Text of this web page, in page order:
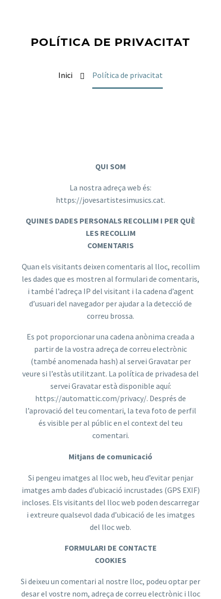
POLÍTICA DE PRIVACITAT
Inici Política de privacitat
QUI SOM
La nostra adreça web és:
https://jovesartistesimusics.cat.
QUINES DADES PERSONALS RECOLLIM I PER QUÈ
LES RECOLLIM
COMENTARIS
Quan els visitants deixen comentaris al lloc, recollim
les dades que es mostren al formulari de comentaris,
i també l’adreça IP del visitant i la cadena d’agent
d’usuari del navegador per ajudar a la detecció de
correu brossa.
Es pot proporcionar una cadena anònima creada a
partir de la vostra adreça de correu electrònic
(també anomenada hash) al servei Gravatar per
veure si l’estàs utilitzant. La política de privadesa del
servei Gravatar està disponible aquí:
https://automattic.com/privacy/. Després de
l’aprovació del teu comentari, la teva foto de perfil
és visible per al públic en el context del teu
comentari.
Mitjans de comunicació
Si pengeu imatges al lloc web, heu d’evitar penjar
imatges amb dades d’ubicació incrustades (GPS EXIF)
incloses. Els visitants del lloc web poden descarregar
i extreure qualsevol dada d’ubicació de les imatges
del lloc web.
FORMULARI DE CONTACTE
COOKIES
Si deixeu un comentari al nostre lloc, podeu optar per
desar el vostre nom, adreça de correu electrònic i lloc